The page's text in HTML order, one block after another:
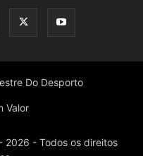
Do Desporto
Valor
- Todos os direitos